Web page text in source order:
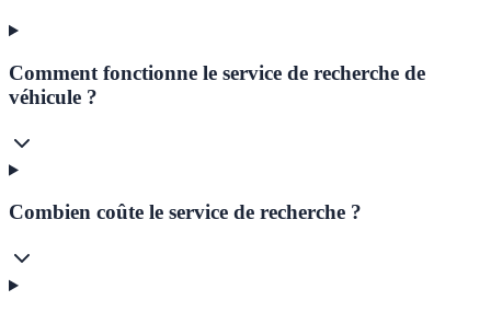
Comment fonctionne le service de recherche de
véhicule ?
Combien coûte le service de recherche ?